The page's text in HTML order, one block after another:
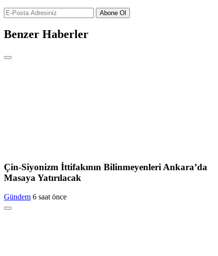
Abone Ol
Benzer Haberler
Çin-Siyonizm İttifakının Bilinmeyenleri Ankara’da
Masaya Yatırılacak
Gündem 6 saat önce